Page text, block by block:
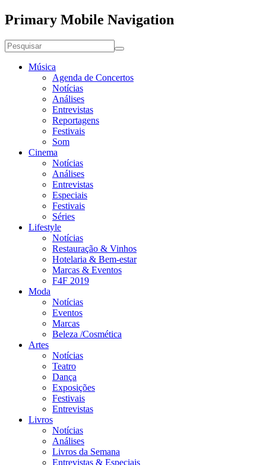
Primary Mobile Navigation
Música
Agenda de Concertos
Notícias
Análises
Entrevistas
Reportagens
Festivais
Som
Cinema
Notícias
Análises
Entrevistas
Especiais
Festivais
Séries
Lifestyle
Notícias
Restauração & Vinhos
Hotelaria & Bem-estar
Marcas & Eventos
F4F 2019
Moda
Notícias
Eventos
Marcas
Beleza /Cosmética
Artes
Notícias
Teatro
Dança
Exposições
Festivais
Entrevistas
Livros
Notícias
Análises
Livros da Semana
Entrevistas & Especiais